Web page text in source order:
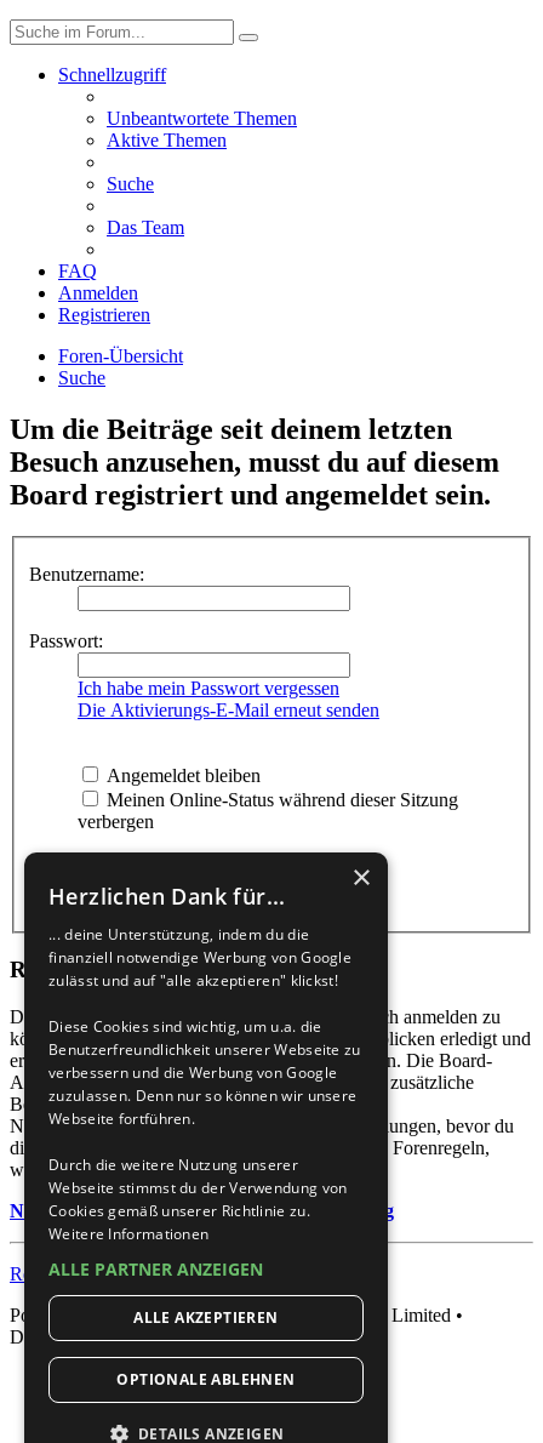
Schnellzugriff
Unbeantwortete Themen
Aktive Themen
Suche
Das Team
FAQ
Anmelden
Registrieren
Foren-Übersicht
Suche
Um die Beiträge seit deinem letzten
Besuch anzusehen, musst du auf diesem
Board registriert und angemeldet sein.
Benutzername:
Passwort:
Ich habe mein Passwort vergessen
Die Aktivierungs-E-Mail erneut senden
Angemeldet bleiben
Meinen Online-Status während dieser Sitzung
verbergen
Registrieren
Du musst in diesem Forum registriert sein, um dich anmelden zu
können. Die Registrierung ist in wenigen Augenblicken erledigt und
ermöglicht dir, auf weitere Funktionen zuzugreifen. Die Board-
Administration kann registrierten Benutzern auch zusätzliche
Berechtigungen zuweisen. Beachte bitte unsere
Nutzungsbedingungen und die verwandten Regelungen, bevor du
dich registrierst. Bitte beachte auch die jeweiligen Forenregeln,
wenn du dich in diesem Board bewegst.
Nutzungsbedingungen|Datenschutzerklärung
Registrieren
Powered by
phpBB ® Forum Software © phpBB Limited •
Deutsche Übersetzung durchphpBB.de
×
Herzlichen Dank für...
... deine Unterstützung, indem du die
finanziell notwendige Werbung von Google
zulässt und auf "alle akzeptieren" klickst!
Diese Cookies sind wichtig, um u.a. die
Benutzerfreundlichkeit unserer Webseite zu
verbessern und die Werbung von Google
zuzulassen. Denn nur so können wir unsere
Webseite fortführen.
Durch die weitere Nutzung unserer
Webseite stimmst du der Verwendung von
Cookies gemäß unserer Richtlinie zu.
Weitere Informationen
ALLE PARTNER ANZEIGEN
ALLE AKZEPTIEREN
OPTIONALE ABLEHNEN
DETAILS ANZEIGEN